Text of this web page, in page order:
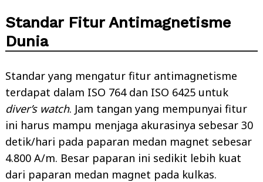
Standar Fitur Antimagnetisme
Dunia
Standar yang mengatur fitur antimagnetisme
terdapat dalam ISO 764 dan ISO 6425 untuk
diver’s watch. Jam tangan yang mempunyai fitur
ini harus mampu menjaga akurasinya sebesar 30
detik/hari pada paparan medan magnet sebesar
4.800 A/m. Besar paparan ini sedikit lebih kuat
dari paparan medan magnet pada kulkas.